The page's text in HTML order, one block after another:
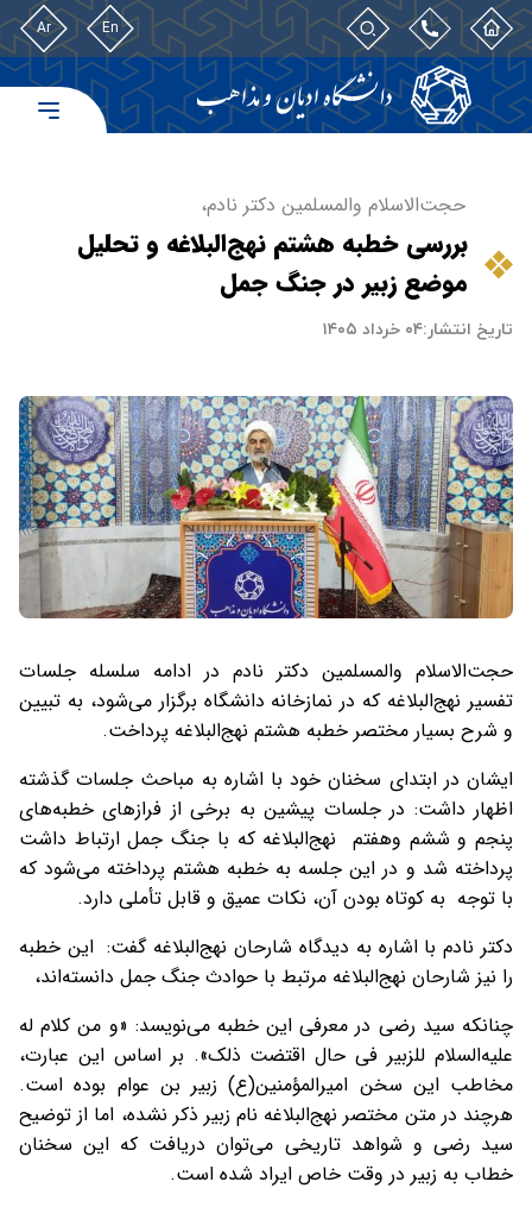
En
Ar
حجت‌الاسلام‌ والمسلمین دکتر نادم،
بررسی خطبه هشتم نهج‌البلاغه و تحلیل
موضع زبیر در جنگ جمل
تاریخ انتشار:۰۴ خرداد ۱۴۰۵
حجت‌الاسلام والمسلمین دکتر نادم در ادامه سلسله جلسات
تفسیر نهج‌البلاغه که در نمازخانه دانشگاه برگزار می‌شود، به تبیین
و شرح بسیار مختصر خطبه هشتم نهج‌البلاغه پرداخت.
ایشان در ابتدای سخنان خود با اشاره به مباحث جلسات گذشته
اظهار داشت: در جلسات پیشین به برخی از فرازهای خطبه‌های
پنجم و ششم وهفتم نهج‌البلاغه که با جنگ جمل ارتباط داشت
پرداخته شد و در این جلسه به خطبه هشتم پرداخته می‌شود که
با توجه به کوتاه بودن آن، نکات عمیق و قابل تأملی دارد.
دکتر نادم با اشاره به دیدگاه شارحان نهج‌البلاغه گفت: این خطبه
را نیز شارحان نهج‌البلاغه مرتبط با حوادث جنگ جمل دانسته‌اند،
چنانکه سید رضی در معرفی این خطبه می‌نویسد: «و من کلام له
علیه‌السلام للزبیر فی حال اقتضت ذلک». بر اساس این عبارت،
مخاطب این سخن امیرالمؤمنین(ع) زبیر بن عوام بوده است.
هرچند در متن مختصر نهج‌البلاغه نام زبیر ذکر نشده، اما از توضیح
سید رضی و شواهد تاریخی می‌توان دریافت که این سخنان
خطاب به زبیر در وقت خاص ایراد شده است.